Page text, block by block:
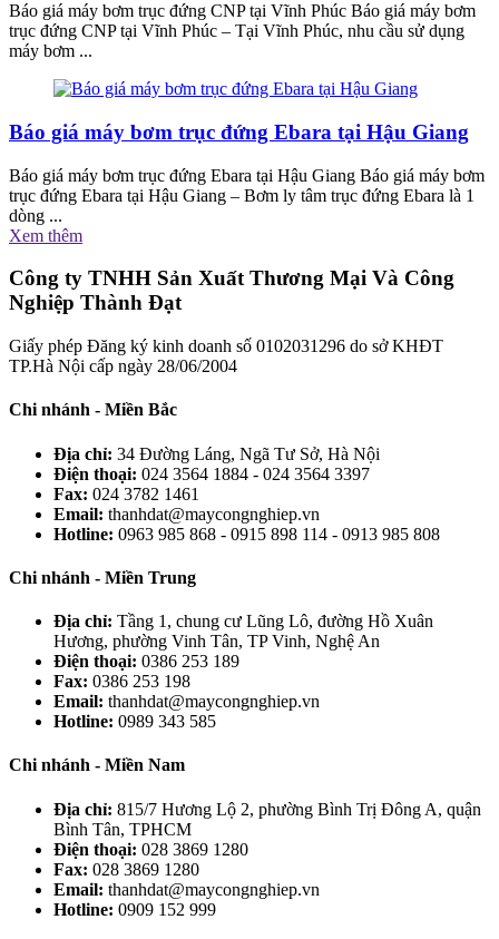
Báo giá máy bơm trục đứng CNP tại Vĩnh Phúc Báo giá máy bơm
trục đứng CNP tại Vĩnh Phúc – Tại Vĩnh Phúc, nhu cầu sử dụng
máy bơm ...
Báo giá máy bơm trục đứng Ebara tại Hậu Giang
Báo giá máy bơm trục đứng Ebara tại Hậu Giang Báo giá máy bơm
trục đứng Ebara tại Hậu Giang – Bơm ly tâm trục đứng Ebara là 1
dòng ...
Xem thêm
Công ty TNHH Sản Xuất Thương Mại Và Công
Nghiệp Thành Đạt
Giấy phép Đăng ký kinh doanh số 0102031296 do sở KHĐT
TP.Hà Nội cấp ngày 28/06/2004
Chi nhánh - Miền Bắc
Địa chỉ: 34 Đường Láng, Ngã Tư Sở, Hà Nội
Điện thoại: 024 3564 1884 - 024 3564 3397
Fax: 024 3782 1461
Email: thanhdat@maycongnghiep.vn
Hotline: 0963 985 868 - 0915 898 114 - 0913 985 808
Chi nhánh - Miền Trung
Địa chỉ: Tầng 1, chung cư Lũng Lô, đường Hồ Xuân
Hương, phường Vinh Tân, TP Vinh, Nghệ An
Điện thoại: 0386 253 189
Fax: 0386 253 198
Email: thanhdat@maycongnghiep.vn
Hotline: 0989 343 585
Chi nhánh - Miền Nam
Địa chỉ: 815/7 Hương Lộ 2, phường Bình Trị Đông A, quận
Bình Tân, TPHCM
Điện thoại: 028 3869 1280
Fax: 028 3869 1280
Email: thanhdat@maycongnghiep.vn
Hotline: 0909 152 999